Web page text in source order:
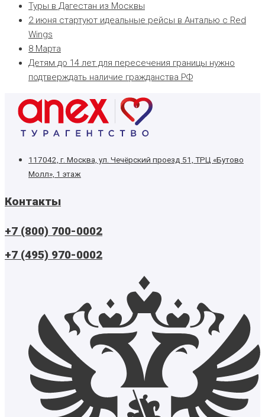
Туры в Дагестан из Москвы
2 июня стартуют идеальные рейсы в Анталью с Red
Wings
8 Марта
Детям до 14 лет для пересечения границы нужно
подтверждать наличие гражданства РФ
117042, г. Москва, ул. Чечёрский проезд 51, ТРЦ «Бутово
Молл», 1 этаж
Контакты
+7 (800) 700-0002
+7 (495) 970-0002